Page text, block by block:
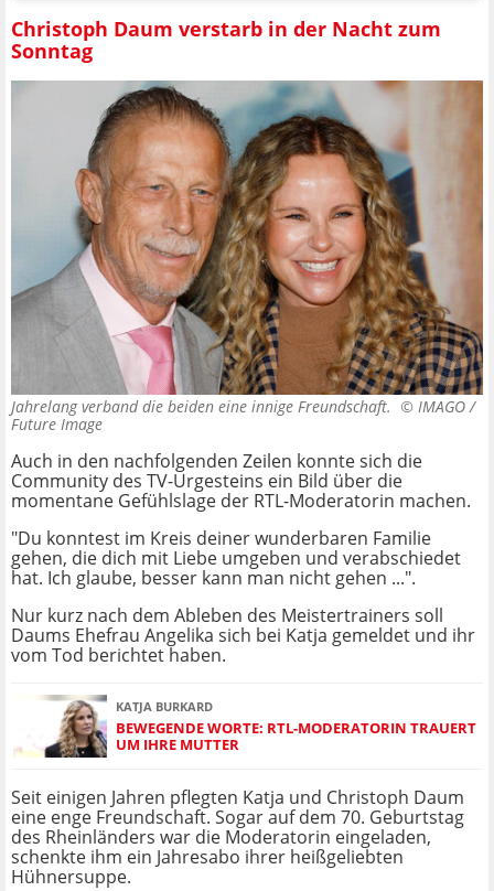
Christoph Daum verstarb in der Nacht zum
Sonntag
Jahrelang verband die beiden eine innige Freundschaft. © IMAGO /
Future Image
Auch in den nachfolgenden Zeilen konnte sich die
Community des TV-Urgesteins ein Bild über die
momentane Gefühlslage der RTL-Moderatorin machen.
"Du konntest im Kreis deiner wunderbaren Familie
gehen, die dich mit Liebe umgeben und verabschiedet
hat. Ich glaube, besser kann man nicht gehen ...".
Nur kurz nach dem Ableben des Meistertrainers soll
Daums Ehefrau Angelika sich bei Katja gemeldet und ihr
vom Tod berichtet haben.
KATJA BURKARD
BEWEGENDE WORTE: RTL-MODERATORIN TRAUERT
UM IHRE MUTTER
Seit einigen Jahren pflegten Katja und Christoph Daum
eine enge Freundschaft. Sogar auf dem 70. Geburtstag
des Rheinländers war die Moderatorin eingeladen,
schenkte ihm ein Jahresabo ihrer heißgeliebten
Hühnersuppe.